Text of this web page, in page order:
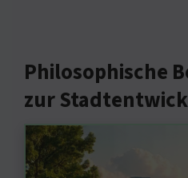
Philosophische
zur